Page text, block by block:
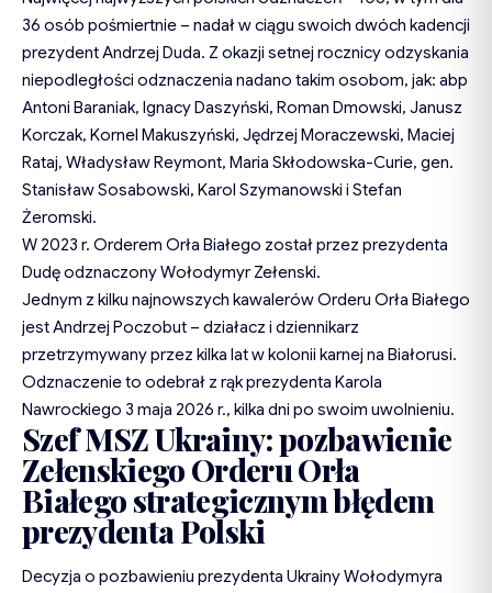
36 osób pośmiertnie – nadał w ciągu swoich dwóch kadencji
prezydent Andrzej Duda. Z okazji setnej rocznicy odzyskania
niepodległości odznaczenia nadano takim osobom, jak: abp
Antoni Baraniak, Ignacy Daszyński, Roman Dmowski, Janusz
Korczak, Kornel Makuszyński, Jędrzej Moraczewski, Maciej
Rataj, Władysław Reymont, Maria Skłodowska-Curie, gen.
Stanisław Sosabowski, Karol Szymanowski i Stefan
Żeromski.
W 2023 r. Orderem Orła Białego został przez prezydenta
Dudę odznaczony Wołodymyr Zełenski.
Jednym z kilku najnowszych kawalerów Orderu Orła Białego
jest Andrzej Poczobut – działacz i dziennikarz
przetrzymywany przez kilka lat w kolonii karnej na Białorusi.
Odznaczenie to odebrał z rąk prezydenta Karola
Nawrockiego 3 maja 2026 r., kilka dni po swoim uwolnieniu.
Szef MSZ Ukrainy: pozbawienie
Zełenskiego Orderu Orła
Białego strategicznym błędem
prezydenta Polski
Decyzja o pozbawieniu prezydenta Ukrainy Wołodymyra